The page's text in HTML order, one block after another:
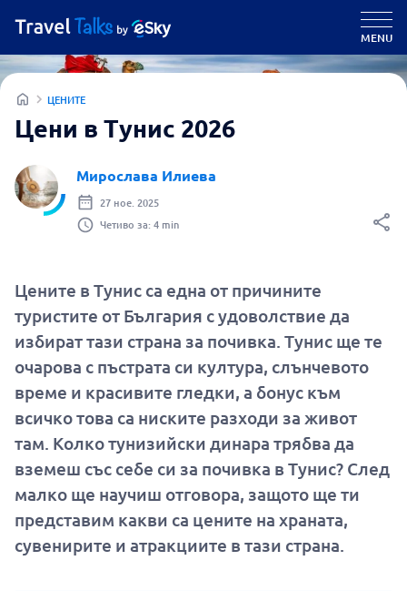
MENU
ЦЕНИТЕ
Цени в Тунис 2026
Мирослава Илиева
27 ное. 2025
Четиво за: 4 min
Цените в Тунис са една от причините
туристите от България с удоволствие да
избират тази страна за почивка. Тунис ще те
очарова с пъстрата си култура, слънчевото
време и красивите гледки, а бонус към
всичко това са ниските разходи за живот
там. Колко тунизийски динара трябва да
вземеш със себе си за почивка в Тунис? След
малко ще научиш отговора, защото ще ти
представим какви са цените на храната,
сувенирите и атракциите в тази страна.